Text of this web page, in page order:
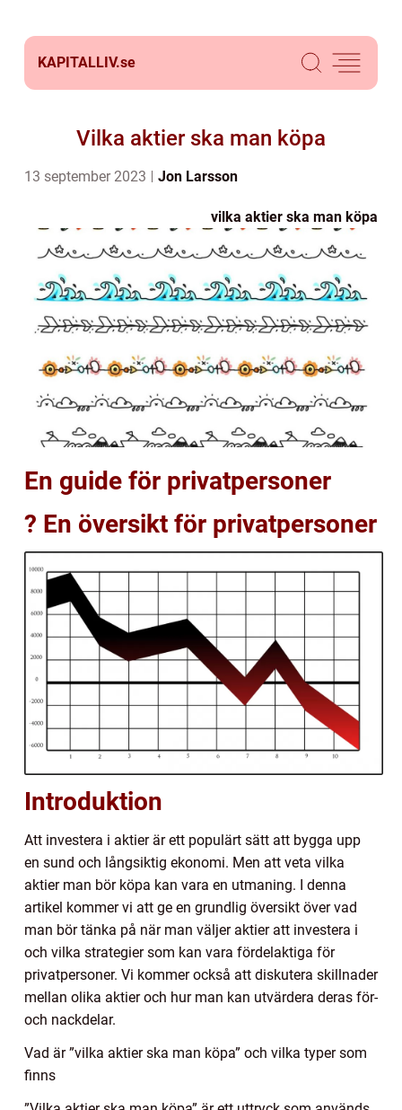
KAPITALLIV.se
Vilka aktier ska man köpa
13 september 2023 Jon Larsson
vilka aktier ska man köpa
En guide för privatpersoner
? En översikt för privatpersoner
Introduktion
Att investera i aktier är ett populärt sätt att bygga upp
en sund och långsiktig ekonomi. Men att veta vilka
aktier man bör köpa kan vara en utmaning. I denna
artikel kommer vi att ge en grundlig översikt över vad
man bör tänka på när man väljer aktier att investera i
och vilka strategier som kan vara fördelaktiga för
privatpersoner. Vi kommer också att diskutera skillnader
mellan olika aktier och hur man kan utvärdera deras för-
och nackdelar.
Vad är ”vilka aktier ska man köpa” och vilka typer som
finns